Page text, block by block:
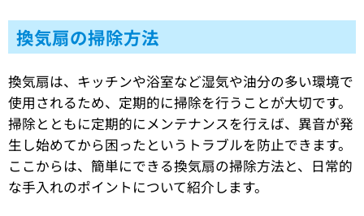
換気扇の掃除方法
換気扇は、キッチンや浴室など湿気や油分の多い環境で
使用されるため、定期的に掃除を行うことが大切です。
掃除とともに定期的にメンテナンスを行えば、異音が発
生し始めてから困ったというトラブルを防止できます。
ここからは、簡単にできる換気扇の掃除方法と、日常的
な手入れのポイントについて紹介します。